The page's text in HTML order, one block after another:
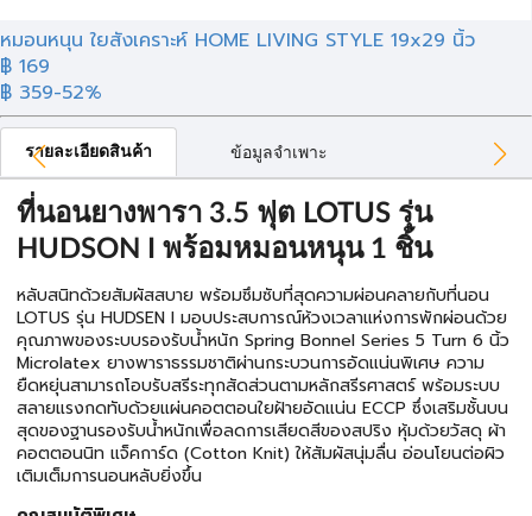
หมอนหนุน ใยสังเคราะห์ HOME LIVING STYLE 19x29 นิ้ว
฿ 169
฿ 359-52%
รายละเอียดสินค้า ข้อมูลจำเพาะ
ที่นอนยางพารา 3.5 ฟุต LOTUS รุ่น
HUDSON I พร้อมหมอนหนุน 1 ชิ้น
หลับสนิทด้วยสัมผัสสบาย พร้อมซึมซับที่สุดความผ่อนคลายกับที่นอน
LOTUS รุ่น HUDSEN I มอบประสบการณ์ห้วงเวลาแห่งการพักผ่อนด้วย
คุณภาพของระบบรองรับน้ำหนัก Spring Bonnel Series 5 Turn 6 นิ้ว
Microlatex ยางพาราธรรมชาติผ่านกระบวนการอัดแน่นพิเศษ ความ
ยืดหยุ่นสามารถโอบรับสรีระทุกสัดส่วนตามหลักสรีรศาสตร์ พร้อมระบบ
สลายแรงกดทับด้วยแผ่นคอตตอนใยฝ้ายอัดแน่น ECCP ซึ่งเสริมชั้นบน
สุดของฐานรองรับน้ำหนักเพื่อลดการเสียดสีของสปริง หุ้มด้วยวัสดุ ผ้า
คอตตอนนิท แจ็คการ์ด (Cotton Knit) ให้สัมผัสนุ่มลื่น อ่อนโยนต่อผิว
เติมเต็มการนอนหลับยิ่งขึ้น